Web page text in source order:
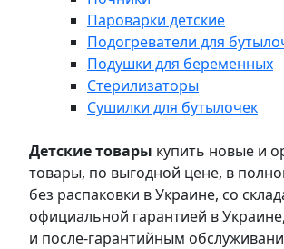
Пароварки детские
Подогреватели для
Подушки для беременных
Стерилизаторы
Сушилки для бутылочек
Детские товары купить новые и
товары, по выгодной цене, в
без распаковки в Украине, со
официальной гарантией в
и после-гарантийным